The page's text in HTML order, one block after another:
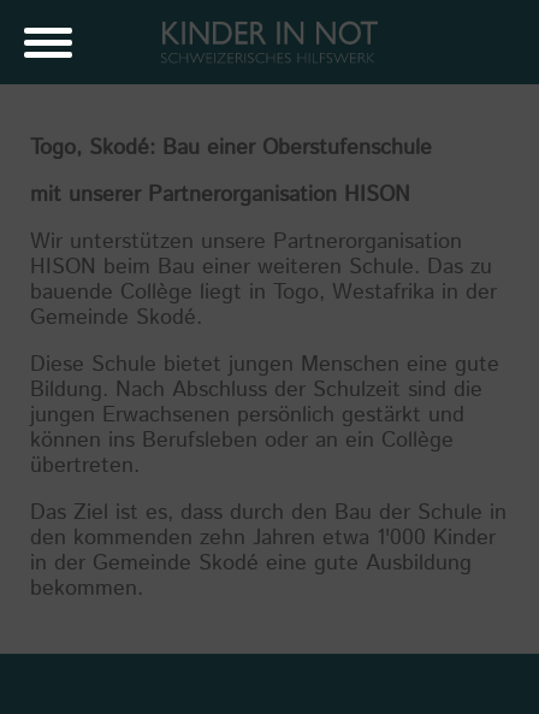
Togo, Skodé: Bau einer Oberstufenschule
mit unserer Partnerorganisation HISON
Wir unterstützen unsere Partnerorganisation
HISON beim Bau einer weiteren Schule. Das zu
bauende Collège liegt in Togo, Westafrika in der
Gemeinde Skodé.
Diese Schule bietet jungen Menschen eine gute
Bildung. Nach Abschluss der Schulzeit sind die
jungen Erwachsenen persönlich gestärkt und
können ins Berufsleben oder an ein Collège
übertreten.
Das Ziel ist es, dass durch den Bau der Schule in
den kommenden zehn Jahren etwa 1'000 Kinder
in der Gemeinde Skodé eine gute Ausbildung
bekommen.